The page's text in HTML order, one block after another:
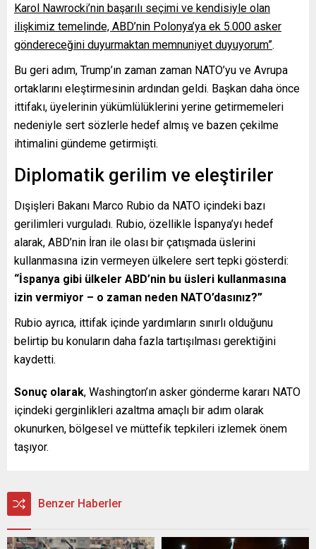
Karol Nawrocki’nin başarılı seçimi ve kendisiyle olan
ilişkimiz temelinde, ABD’nin Polonya’ya ek 5.000 asker
göndereceğini duyurmaktan memnuniyet duyuyorum”.
Bu geri adım, Trump’ın zaman zaman NATO’yu ve Avrupa
ortaklarını eleştirmesinin ardından geldi. Başkan daha önce
ittifakı, üyelerinin yükümlülüklerini yerine getirmemeleri
nedeniyle sert sözlerle hedef almış ve bazen çekilme
ihtimalini gündeme getirmişti.
Diplomatik gerilim ve eleştiriler
Dışişleri Bakanı Marco Rubio da NATO içindeki bazı
gerilimleri vurguladı. Rubio, özellikle İspanya’yı hedef
alarak, ABD’nin İran ile olası bir çatışmada üslerini
kullanmasına izin vermeyen ülkelere sert tepki gösterdi:
“İspanya gibi ülkeler ABD’nin bu üsleri kullanmasına
izin vermiyor – o zaman neden NATO’dasınız?”
Rubio ayrıca, ittifak içinde yardımların sınırlı olduğunu
belirtip bu konuların daha fazla tartışılması gerektiğini
kaydetti.
Sonuç olarak, Washington’ın asker gönderme kararı NATO
içindeki gerginlikleri azaltma amaçlı bir adım olarak
okunurken, bölgesel ve müttefik tepkileri izlemek önem
taşıyor.
Benzer Haberler